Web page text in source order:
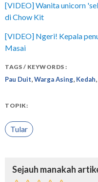
[VIDEO] Wanita unicorn
di Chow Kit
[VIDEO] Ngeri! Kepala
Masai
TAGS / KEYWORDS :
Pau Duit,Warga Asing, Kedah,
TOPIK:
Tular
Sejauh manakah